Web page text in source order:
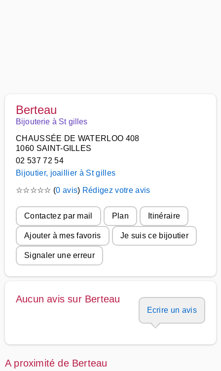
Berteau
Bijouterie à St gilles
CHAUSSÉE DE WATERLOO 408
1060 SAINT-GILLES
02 537 72 54
Bijoutier, joaillier à St gilles
☆☆☆☆☆ (0 avis) Rédigez votre avis
Contactez par mail Plan Itinéraire
Ajouter à mes favoris Je suis ce bijoutier
Signaler une erreur
Aucun avis sur Berteau
Ecrire un avis
A proximité de Berteau